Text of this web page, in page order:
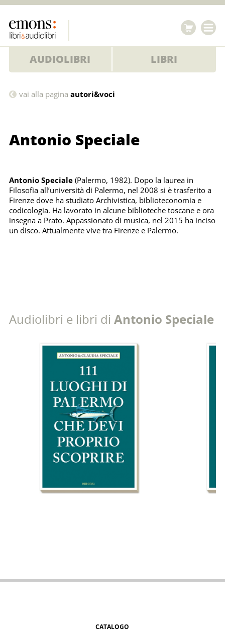
AUDIOLIBRI LIBRI
Antonio
vai alla pagina autori&voci
Antonio Speciale
Antonio Speciale(Palermo, 1982). Dopo la laurea in
Filosofia all’università di Palermo, nel 2008 si è trasferito a
Firenze dove ha studiato Archivistica, biblioteconomia e
codicologia. Ha lavorato in alcune biblioteche toscane e ora
insegna a Prato. Appassionato di musica, nel 2015 ha inciso
un disco. Attualmente vive tra Firenze e Palermo.
Audiolibri e libri di Antonio Speciale
CATALOGO